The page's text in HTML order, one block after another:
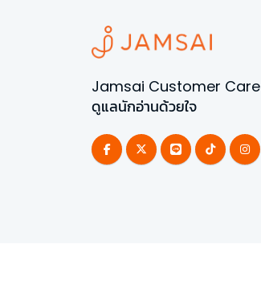
Jamsai Customer Care
ดูแลนักอ่านด้วยใจ